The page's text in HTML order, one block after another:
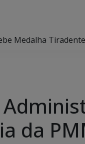
Medalha
da